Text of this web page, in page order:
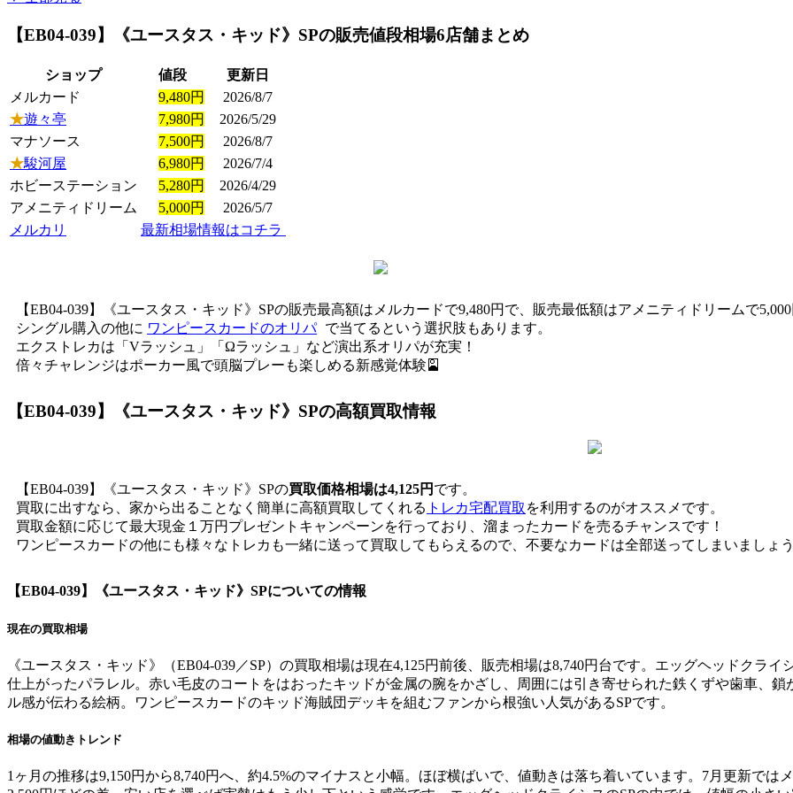
【EB04-039】《ユースタス・キッド》SPの販売値段相場6店舗まとめ
ショップ 値段
更新日
メルカード
9,480円
2026/8/7
★遊々亭 7,980円
2026/5/29
マナソース
7,500円
2026/8/7
★駿河屋 6,980円
2026/7/4
ホビーステーション
5,280円
2026/4/29
アメニティドリーム
5,000円
2026/5/7
メルカリ
最新相場情報はコチラ
【EB04-039】《ユースタス・キッド》SPの販売最高額はメルカードで9,480円で、販売最低額はアメニティドリームで5,000
シングル購入の他に ワンピースカードのオリパ で当てるという選択肢もあります。
エクストレカは「Vラッシュ」「Ωラッシュ」など演出系オリパが充実！
倍々チャレンジはポーカー風で頭脳プレーも楽しめる新感覚体験🎴
【EB04-039】《ユースタス・キッド》SPの高額買取情報
【EB04-039】《ユースタス・キッド》SPの買取価格相場は4,125円 です。
買取に出すなら、家から出ることなく簡単に高額買取してくれる トレカ宅配買取 を利用するのがオススメです。
買取金額に応じて最大現金１万円プレゼントキャンペーンを行っており、溜まったカードを売るチャンスです！
ワンピースカードの他にも様々なトレカも一緒に送って買取してもらえるので、不要なカードは全部送ってしまいましょう
【EB04-039】《ユースタス・キッド》SPについての情報
現在の買取相場
《ユースタス・キッド》（EB04-039／SP）の買取相場は現在4,125円前後、販売相場は8,740円台です。エッグヘッドクラ
仕上がったパラレル。赤い毛皮のコートをはおったキッドが金属の腕をかざし、周囲には引き寄せられた鉄くずや歯車、
ル感が伝わる絵柄。ワンピースカードのキッド海賊団デッキを組むファンから根強い人気があるSPです。
相場の値動きトレンド
1ヶ月の推移は9,150円から8,740円へ、約4.5%のマイナスと小幅。ほぼ横ばいで、値動きは落ち着いています。7月更新では